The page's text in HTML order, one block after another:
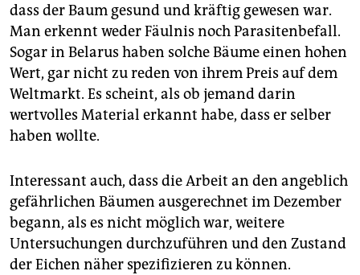
dass der Baum gesund und kräftig gewesen war.
Man erkennt weder Fäulnis noch Parasitenbefall.
Sogar in Belarus haben solche Bäume einen hohen
Wert, gar nicht zu reden von ihrem Preis auf dem
Weltmarkt. Es scheint, als ob jemand darin
wertvolles Material erkannt habe, dass er selber
haben wollte.
Interessant auch, dass die Arbeit an den angeblich
gefährlichen Bäumen ausgerechnet im Dezember
begann, als es nicht möglich war, weitere
Untersuchungen durchzuführen und den Zustand
der Eichen näher spezifizieren zu können.